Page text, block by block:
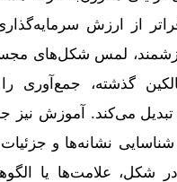
از ارزش
لمس شکل‌های
گذشته، جمع‌آوری
می‌کند.
آموزش نیز
نشانه‌ها و
شکل، علامت‌ها یا